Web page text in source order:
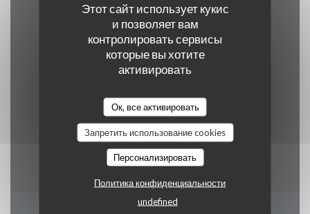
Этот сайт использует кукис
и позволяет вам
контролировать сервисы
которые вы хотите
активировать
Ок, все активировать
Запретить использование cookies
Персонализировать
Политика конфиденциальности
undefined
Заказать, Крытая терраса, Частный прокат,
общественная парковка, ВАЙ-ФАЙ,
гастроном
Способы оплаты
Eurocard / Mastercard, Bancontact / Mister
Cash, Денежные средства, виза, Дебетовая
карточка